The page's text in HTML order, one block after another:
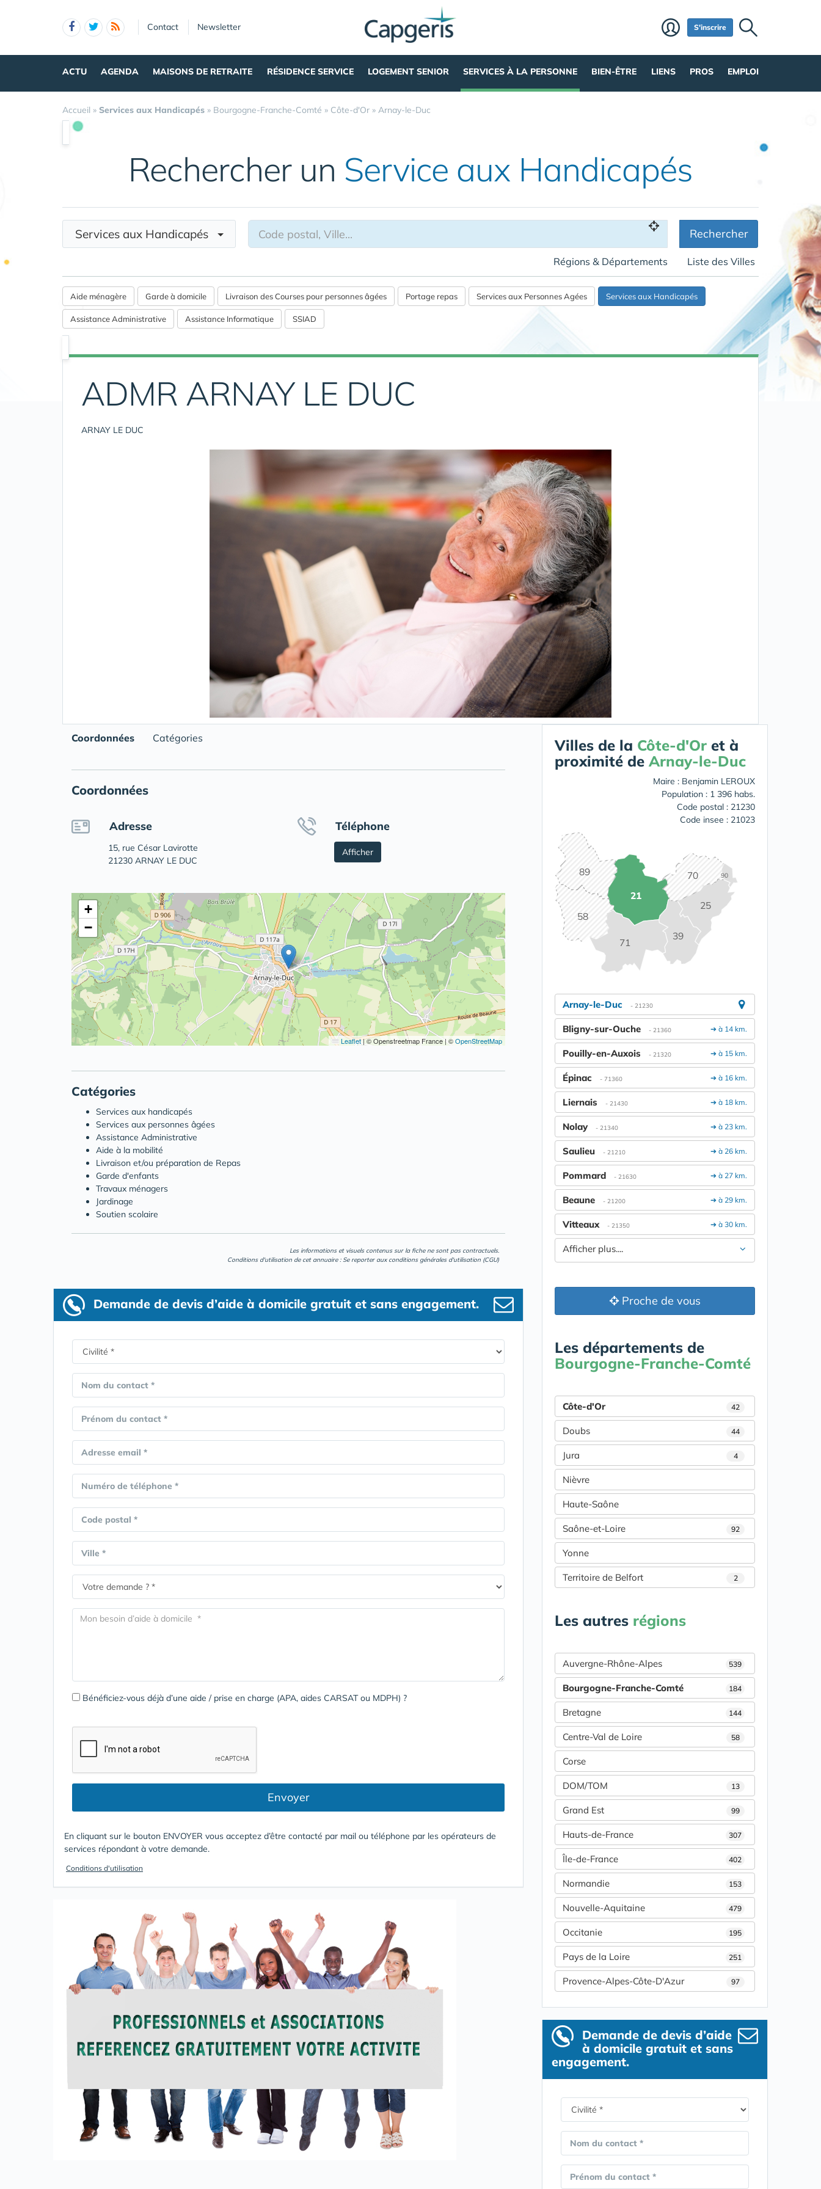
Contact Newsletter S'inscrire
ACTU AGENDA MAISONS DE RETRAITE RÉSIDENCE SERVICE LOGEMENT SENIOR SERVICES À LA PERSONNE BIEN-ÊTRE LIENS PROS EMPLOI
Accueil » Services aux Handicapés » Bourgogne-Franche-Comté » Côte-d'Or » Arnay-le-Duc
Rechercher un Service aux Handicapés
Services aux Handicapés Rechercher
Régions & Départements Liste des Villes
Aide ménagère Garde à domicile Livraison des Courses pour personnes âgées Portage repas Services aux Personnes Agées Services aux Handicapés
Assistance Administrative Assistance Informatique SSIAD
ADMR ARNAY LE DUC
ARNAY LE DUC
Coordonnées Catégories
Coordonnées
Adresse
15, rue César Lavirotte
21230 ARNAY LE DUC
Téléphone
Afficher
+
−
Leaflet|© Openstreetmap France | ©OpenStreetMap
Catégories
Services aux handicapés
Services aux personnes âgées
Assistance Administrative
Aide à la mobilité
Livraison et/ou préparation de Repas
Garde d'enfants
Travaux ménagers
Jardinage
Soutien scolaire
Les informations et visuels contenus sur la fiche ne sont pas contractuels.
Conditions d'utilisation de cet annuaire : Se reporter aux conditions générales d'utilisation (CGU)
Demande de devis d’aide à domicile gratuit et sans engagement.
Nom du contact *
Prénom du contact *
Adresse email *
Numéro de téléphone *
Code postal *
Ville *
Bénéficiez-vous déjà d’une aide / prise en charge (APA, aides CARSAT ou MDPH) ?
Envoyer
En cliquant sur le bouton ENVOYER vous acceptez d’être contacté par mail ou téléphone par les opérateurs de
services répondant à votre demande.
Conditions d'utilisation
Villes de la Côte-d'Or et à
proximité de Arnay-le-Duc
Maire : Benjamin LEROUX
Population : 1 396 habs.
Code postal : 21230
Code insee : 21023
21
25
39
58
70
71
89 90
Arnay-le-Duc - 21230
➔ à 14 km.
Bligny-sur-Ouche - 21360
➔ à 15 km.
Pouilly-en-Auxois - 21320
➔ à 16 km.
Épinac - 71360
➔ à 18 km.
Liernais - 21430
➔ à 23 km.
Nolay - 21340
➔ à 26 km.
Saulieu - 21210
➔ à 27 km.
Pommard - 21630
➔ à 29 km.
Beaune - 21200
➔ à 30 km.
Vitteaux - 21350
Afficher plus....
Proche de vous
Les départements de
Bourgogne-Franche-Comté
Côte-d'Or 42
Doubs 44
Jura 4
Nièvre
Haute-Saône
Saône-et-Loire 92
Yonne
Territoire de Belfort 2
Les autres régions
Auvergne-Rhône-Alpes 539
Bourgogne-Franche-Comté 184
Bretagne 144
Centre-Val de Loire 58
Corse
DOM/TOM 13
Grand Est 99
Hauts-de-France 307
Île-de-France 402
Normandie 153
Nouvelle-Aquitaine 479
Occitanie 195
Pays de la Loire 251
Provence-Alpes-Côte-D'Azur 97
Demande de devis d’aide
à domicile gratuit et sans
engagement.
Nom du contact *
Prénom du contact *